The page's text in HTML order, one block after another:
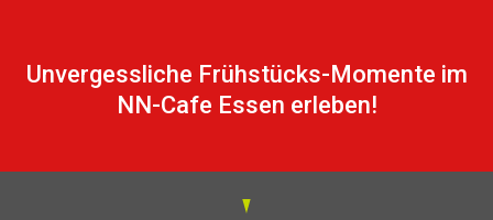
Unvergessliche Frühstücks-Momente im
NN-Cafe Essen erleben!